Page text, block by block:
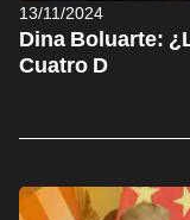
13/11/2024
Dina Boluarte:
Cuatro D